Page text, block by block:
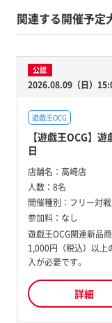
関連する開催予定
公認
2026.08.09（日）
遊戯王OCG
【遊戯王OCG】遊
日
店舗名： 高崎店
人数： 8名
開催種別： フリー対戦
参加料： なし
遊戯王OCG関連新品
1,000円（税込）以上
入が必要です。
詳細